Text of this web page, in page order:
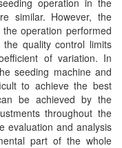
operation in the
similar. However, the
operation performed
quality control limits
of variation. In
seeding machine and
to achieve the best
be achieved by the
throughout the
evaluation and analysis
part of the whole